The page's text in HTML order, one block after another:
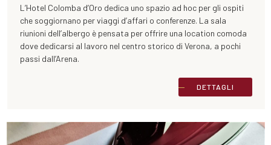
L’Hotel Colomba d’Oro dedica uno spazio ad hoc per gli ospiti
che soggiornano per viaggi d’affari o conferenze. La sala
riunioni dell’albergo è pensata per offrire una location comoda
dove dedicarsi al lavoro nel centro storico di Verona, a pochi
passi dall’Arena.
DETTAGLI